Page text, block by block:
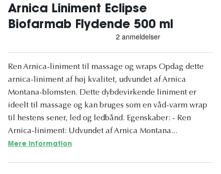
Arnica Liniment Eclipse
Biofarmab Flydende 500 ml
Ren Arnica-liniment til massage og wraps Opdag dette
arnica-liniment af høj kvalitet, udvundet af Arnica
Montana-blomsten. Dette dybdevirkende liniment er
ideelt til massage og kan bruges som en våd-varm wrap
til hestens sener, led og ledbånd. Egenskaber: - Ren
Arnica-liniment: Udvundet af Arnica Montana...
Mere information